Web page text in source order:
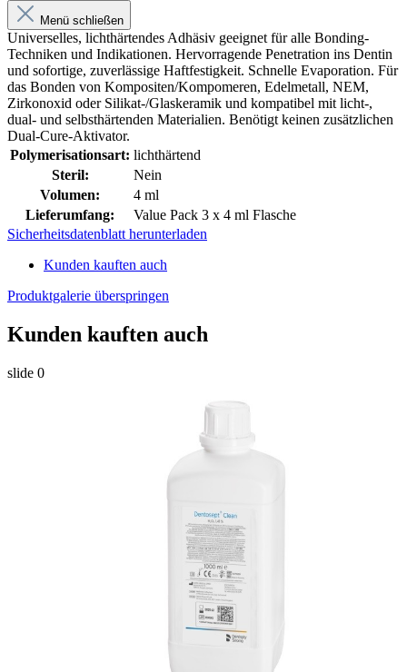
Menü schließen
Universelles, lichthärtendes Adhäsiv geeignet für alle Bonding-
Techniken und Indikationen. Hervorragende Penetration ins Dentin
und sofortige, zuverlässige Haftfestigkeit. Schnelle Evaporation. Für
das Bonden von Kompositen/Kompomeren, Edelmetall, NEM,
Zirkonoxid oder Silikat-/Glaskeramik und kompatibel mit licht-,
dual- und selbsthärtenden Materialien. Benötigt keinen zusätzlichen
Dual-Cure-Aktivator.
Polymerisationsart: lichthärtend
Steril:
Nein
Volumen:
4 ml
Lieferumfang:
Value Pack 3 x 4 ml Flasche
Sicherheitsdatenblatt herunterladen
Kunden kauften auch
Produktgalerie überspringen
Kunden kauften auch
slide 0